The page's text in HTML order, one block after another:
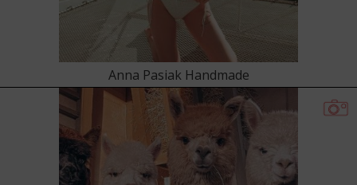
Anna Pasiak Handmade